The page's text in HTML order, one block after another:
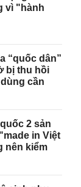
vì "hành
“quốc dân”
bị thu hồi
cần
2 sản
in Việt
nên kiểm